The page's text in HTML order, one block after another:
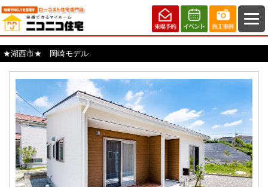
★湖西市★ 岡崎モデル